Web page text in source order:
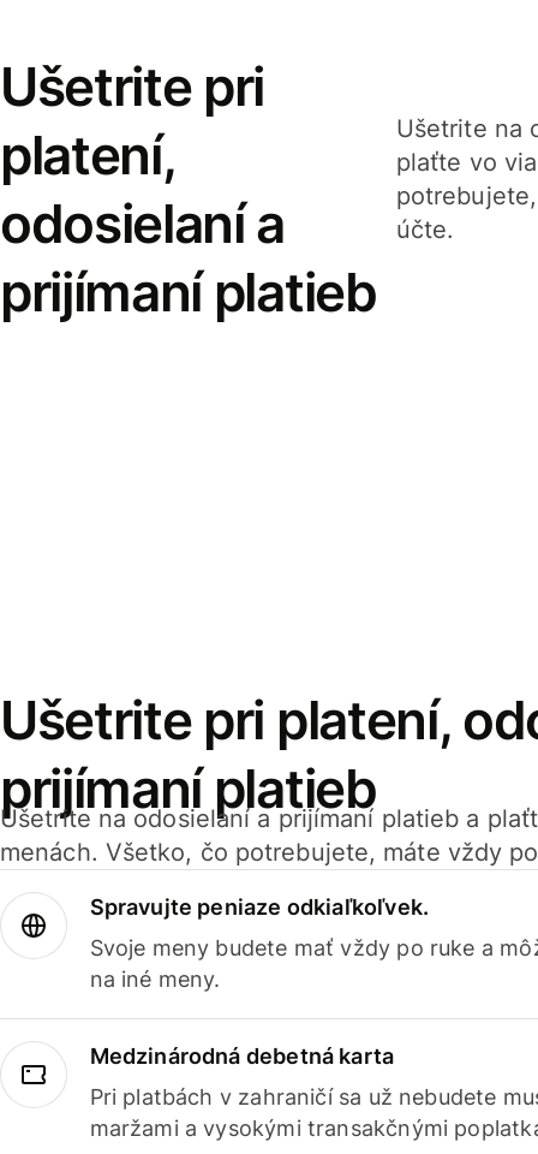
Ušetrite pri
platení,
odosielaní a
prijímaní platieb
Ušetrite na
plaťte vo
účte.
Ušetrite pri platení,
prijímaní platieb
Ušetrite na odosielaní a prijímaní platieb a
menách. Všetko, čo potrebujete, máte vždy
Spravujte peniaze odkiaľkoľvek.
Svoje meny budete mať vždy po ruke a
na iné meny.
Medzinárodná debetná karta
Pri platbách v zahraničí sa už nebudete
maržami a vysokými transakčnými